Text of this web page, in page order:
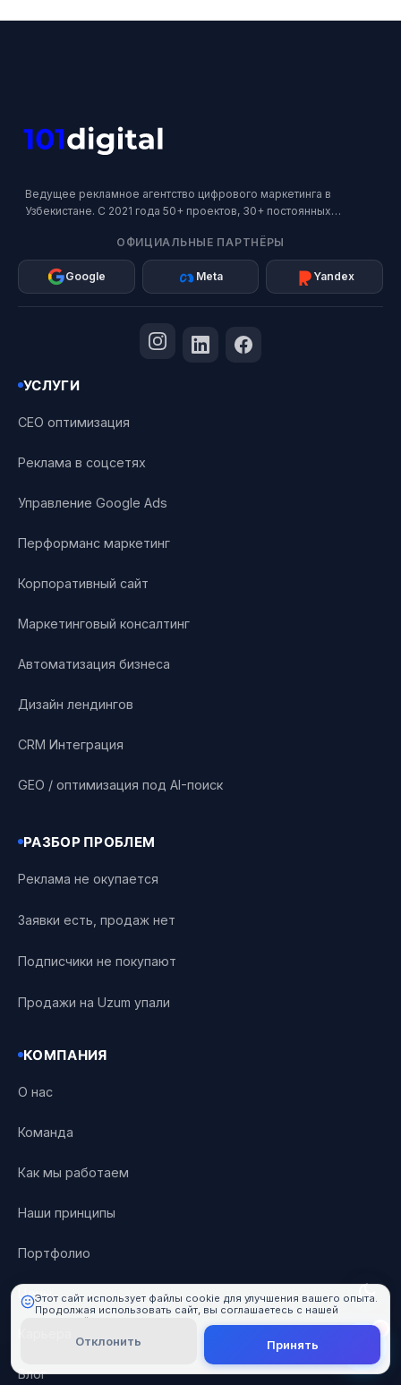
Ведущее рекламное агентство цифрового маркетинга в
Узбекистане. С 2021 года 50+ проектов, 30+ постоянных
ОФИЦИАЛЬНЫЕ ПАРТНЁРЫ
Google Meta Yandex
УСЛУГИ
СЕО оптимизация
Реклама в соцсетях
Управление Google Ads
Перформанс маркетинг
Корпоративный сайт
Маркетинговый консалтинг
Автоматизация бизнеса
Дизайн лендингов
CRM Интеграция
GEO / оптимизация под AI-поиск
РАЗБОР ПРОБЛЕМ
Реклама не окупается
Заявки есть, продаж нет
Подписчики не покупают
Продажи на Uzum упали
КОМПАНИЯ
О нас
Команда
Как мы работаем
Наши принципы
Портфолио
Цены
Блог
Этот сайт использует файлы cookie для улучшения вашего опыта.
Продолжая использовать сайт, вы соглашаетесь с нашей
политикой cookie.
Отклонить Принять